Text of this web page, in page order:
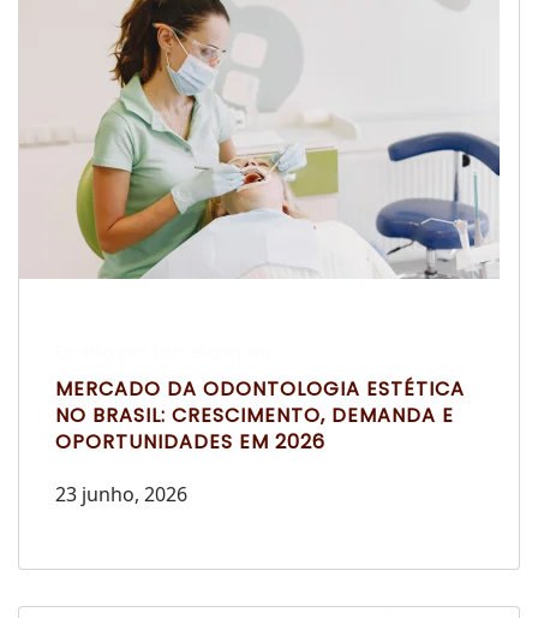
MERCADO DA ODONTOLOGIA ESTÉTICA
NO BRASIL: CRESCIMENTO, DEMANDA E
OPORTUNIDADES EM 2026
23 junho, 2026